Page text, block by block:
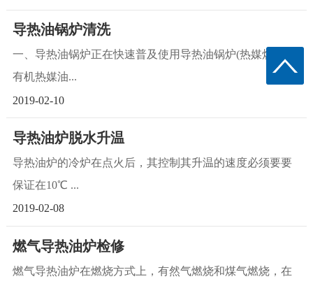
导热油锅炉清洗
一、导热油锅炉正在快速普及使用导热油锅炉(热媒炉)是以
有机热媒油...
2019-02-10
导热油炉脱水升温
导热油炉的冷炉在点火后，其控制其升温的速度必须要要
保证在10℃ ...
2019-02-08
燃气导热油炉检修
燃气导热油炉在燃烧方式上，有然气燃烧和煤气燃烧，在